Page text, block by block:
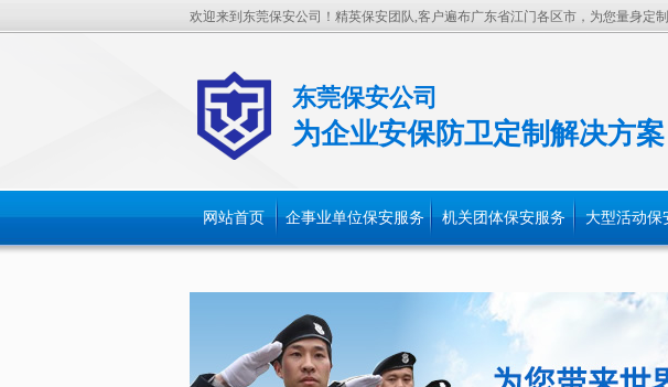
欢迎来到东莞保安公司！精英保安团队,客户遍布广东省江门各区市，为您量身定制
东莞保安公司
为企业安保防卫定制解决方案
网站首页 企事业单位保安服务 机关团体保安服务 大型活动保